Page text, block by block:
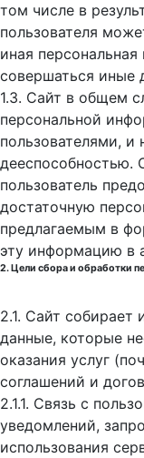
том числе в
пользователя
иная
совершаться иные
1.3. Сайт в общем
персональной
пользователями, и
дееспособностью.
пользователь
достаточную
предлагаемым в
эту информацию в
2. Цели сбора и обработки
2.1. Сайт собирает
данные, которые
оказания услуг
соглашений и
2.1.1. Связь с
уведомлений,
использования